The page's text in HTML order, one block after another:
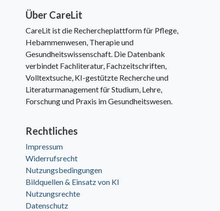
Über CareLit
CareLit ist die Rechercheplattform für Pflege,
Hebammenwesen, Therapie und
Gesundheitswissenschaft. Die Datenbank
verbindet Fachliteratur, Fachzeitschriften,
Volltextsuche, KI-gestützte Recherche und
Literaturmanagement für Studium, Lehre,
Forschung und Praxis im Gesundheitswesen.
Rechtliches
Impressum
Widerrufsrecht
Nutzungsbedingungen
Bildquellen & Einsatz von KI
Nutzungsrechte
Datenschutz